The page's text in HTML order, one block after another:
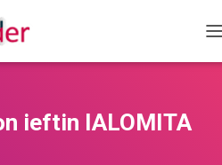
ieftin IALOMITA